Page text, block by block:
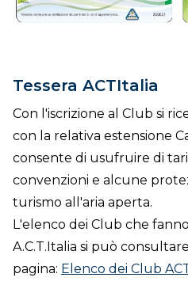
Tessera ACTItalia
Con l'iscrizione al Club si
con la relativa estensione
consente di usufruire di
convenzioni e alcune
turismo all'aria aperta.
L'elenco dei Club che
A.C.T.Italia si può
pagina: Elenco dei Club